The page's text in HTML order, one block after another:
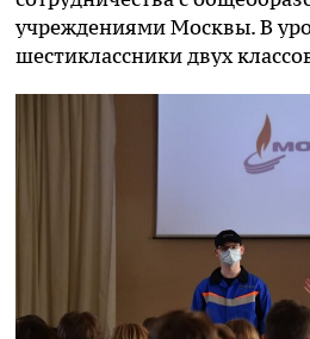
учреждениями Москвы. В
шестиклассники двух